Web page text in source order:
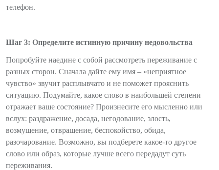
телефон.
Шаг 3: Определите истинную причину недовольства
Попробуйте наедине с собой рассмотреть переживание с
разных сторон. Сначала дайте ему имя – «неприятное
чувство» звучит расплывчато и не поможет прояснить
ситуацию. Подумайте, какое слово в наибольшей степени
отражает ваше состояние? Произнесите его мысленно или
вслух: раздражение, досада, негодование, злость,
возмущение, отвращение, беспокойство, обида,
разочарование. Возможно, вы подберете какое-то другое
слово или образ, которые лучше всего передадут суть
переживания.